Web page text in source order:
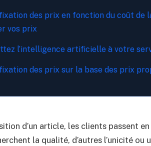
des prix en fonction du coût de
vos prix
l’intelligence artificielle à votre
des prix sur la base des prix
d’un article, les clients passent
la qualité, d’autres l’unicité ou